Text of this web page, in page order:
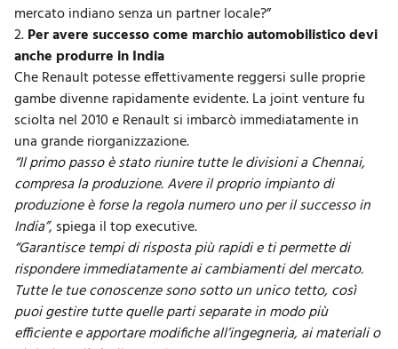
mercato indiano senza un partner locale?”
2.Per avere successo come marchio automobilistico devi
anche produrre in India
Che Renault potesse effettivamente reggersi sulle proprie
gambe divenne rapidamente evidente. La joint venture fu
sciolta nel 2010 e Renault si imbarcò immediatamente in
una grande riorganizzazione.
“Il primo passo è stato riunire tutte le divisioni a Chennai,
compresa la produzione. Avere il proprio impianto di
produzione è forse la regola numero uno per il successo in
India”, spiega il top executive.
“Garantisce tempi di risposta più rapidi e ti permette di
rispondere immediatamente ai cambiamenti del mercato.
Tutte le tue conoscenze sono sotto un unico tetto, così
puoi gestire tutte quelle parti separate in modo più
efficiente e apportare modifiche all’ingegneria, ai materiali o